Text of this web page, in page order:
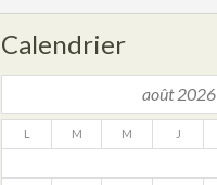
Calendrier
août 2026
L M M J